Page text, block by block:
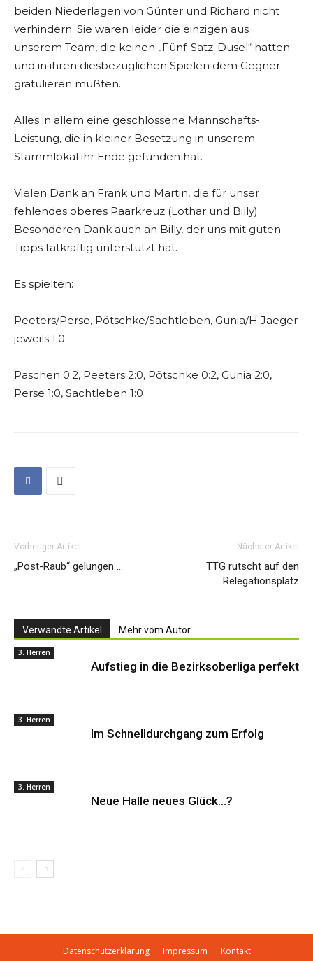
beiden Niederlagen von Günter und Richard nicht
verhindern. Sie waren leider die einzigen aus
unserem Team, die keinen „Fünf-Satz-Dusel“ hatten
und in ihren diesbezüglichen Spielen dem Gegner
gratulieren mußten.
Alles in allem eine geschlossene Mannschafts-
Leistung, die in kleiner Besetzung in unserem
Stammlokal ihr Ende gefunden hat.
Vielen Dank an Frank und Martin, die für unser
fehlendes oberes Paarkreuz (Lothar und Billy).
Besonderen Dank auch an Billy, der uns mit guten
Tipps tatkräftig unterstützt hat.
Es spielten:
Peeters/Perse, Pötschke/Sachtleben, Gunia/H.Jaeger
jeweils 1:0
Paschen 0:2, Peeters 2:0, Pötschke 0:2, Gunia 2:0,
Perse 1:0, Sachtleben 1:0
Vorheriger Artikel
„Post-Raub“ gelungen …
Nächster Artikel
TTG rutscht auf den
Relegationsplatz
Verwandte Artikel Mehr vom Autor
3. Herren
Aufstieg in die Bezirksoberliga perfekt
3. Herren
Im Schnelldurchgang zum Erfolg
3. Herren
Neue Halle neues Glück…?
Datenschutzerklärung Impressum Kontakt